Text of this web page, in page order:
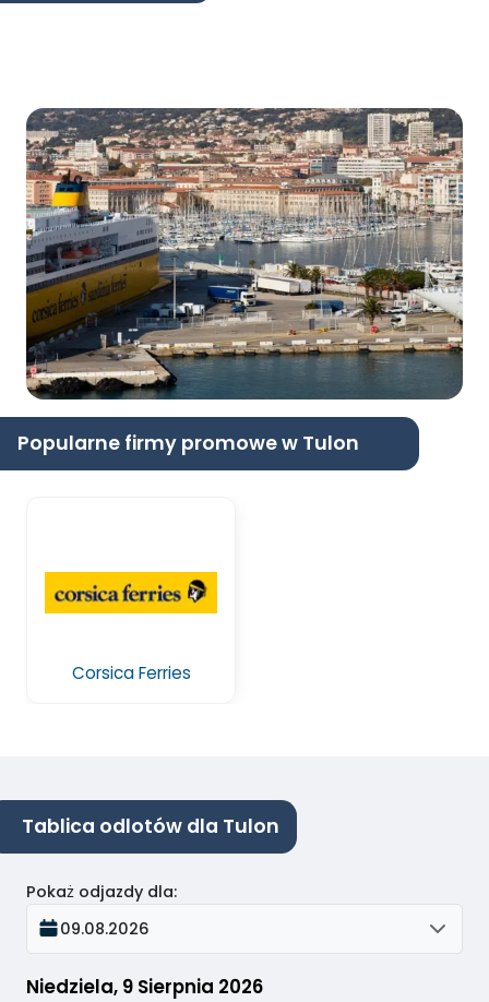
Popularne firmy promowe w Tulon
Corsica Ferries
Tablica odlotów dla Tulon
Niedziela, 9 Sierpnia 2026
Pokaż odjazdy dla:
09.08.2026